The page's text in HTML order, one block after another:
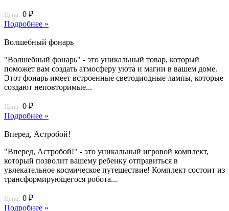
Цена: 0 ₽
Подробнее »
Волшебный фонарь
"Волшебный фонарь" - это уникальный товар, который
поможет вам создать атмосферу уюта и магии в вашем доме.
Этот фонарь имеет встроенные светодиодные лампы, которые
создают неповторимые...
Цена: 0 ₽
Подробнее »
Вперед, Астробой!
"Вперед, Астробой!" - это уникальный игровой комплект,
который позволит вашему ребенку отправиться в
увлекательное космическое путешествие! Комплект состоит из
трансформирующегося робота...
Цена: 0 ₽
Подробнее »